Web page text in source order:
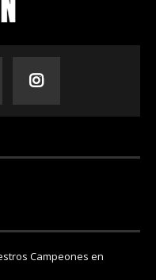
Campeones en